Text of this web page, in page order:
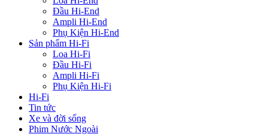
Đầu Hi-End
Ampli Hi-End
Phụ Kiện Hi-End
Sản phẩm Hi-Fi
Loa Hi-Fi
Đầu Hi-Fi
Ampli Hi-Fi
Phụ Kiện Hi-Fi
Hi-Fi
Tin tức
Xe và đời sống
Phim Nước Ngoài